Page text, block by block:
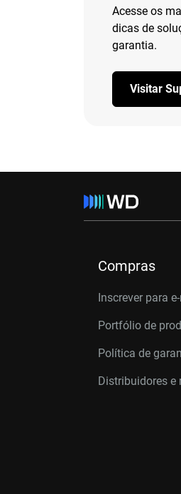
Acesse os
dicas de
garantia.
Visitar
Compras
Inscrever para
Portfólio de
Política de
Distribuidores e